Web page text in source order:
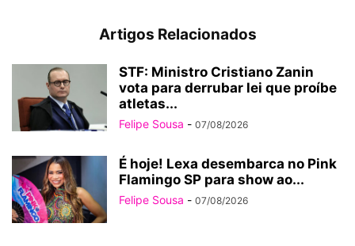
Artigos Relacionados
STF: Ministro Cristiano Zanin
vota para derrubar lei que proíbe
atletas...
Felipe Sousa - 07/08/2026
É hoje! Lexa desembarca no Pink
Flamingo SP para show ao...
Felipe Sousa - 07/08/2026